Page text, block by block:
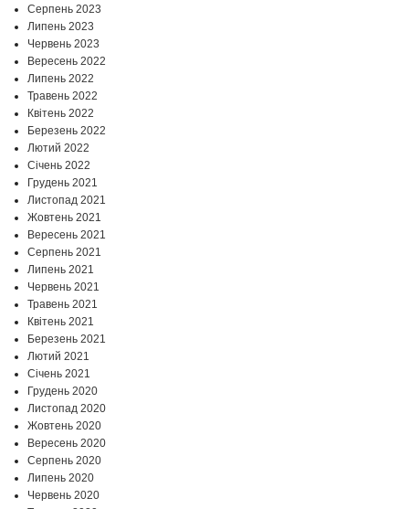
Серпень 2023
Липень 2023
Червень 2023
Вересень 2022
Липень 2022
Травень 2022
Квітень 2022
Березень 2022
Лютий 2022
Січень 2022
Грудень 2021
Листопад 2021
Жовтень 2021
Вересень 2021
Серпень 2021
Липень 2021
Червень 2021
Травень 2021
Квітень 2021
Березень 2021
Лютий 2021
Січень 2021
Грудень 2020
Листопад 2020
Жовтень 2020
Вересень 2020
Серпень 2020
Липень 2020
Червень 2020